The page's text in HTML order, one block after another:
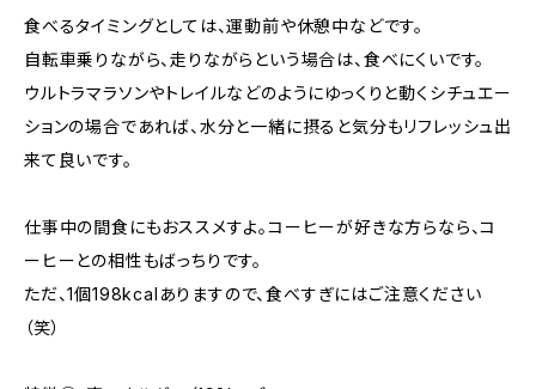
食べるタイミングとしては、運動前や休憩中などです。
自転車乗りながら、走りながらという場合は、食べにくいです。
ウルトラマラソンやトレイルなどのようにゆっくりと動くシチュエー
ションの場合であれば、水分と一緒に摂ると気分もリフレッシュ出
来て良いです。
仕事中の間食にもおススメすよ。コーヒーが好きな方らなら、コ
ーヒーとの相性もばっちりです。
ただ、1個198kcalありますので、食べすぎにはご注意ください
（笑）